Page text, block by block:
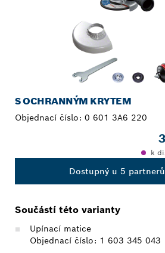
S OCHRANNÝM KRYTEM
Objednací číslo: 0 601 3A6 220
k
Dostupný u 5 partnerů
Součástí této varianty
Upínací matice
Objednací číslo: 1 603 345 043